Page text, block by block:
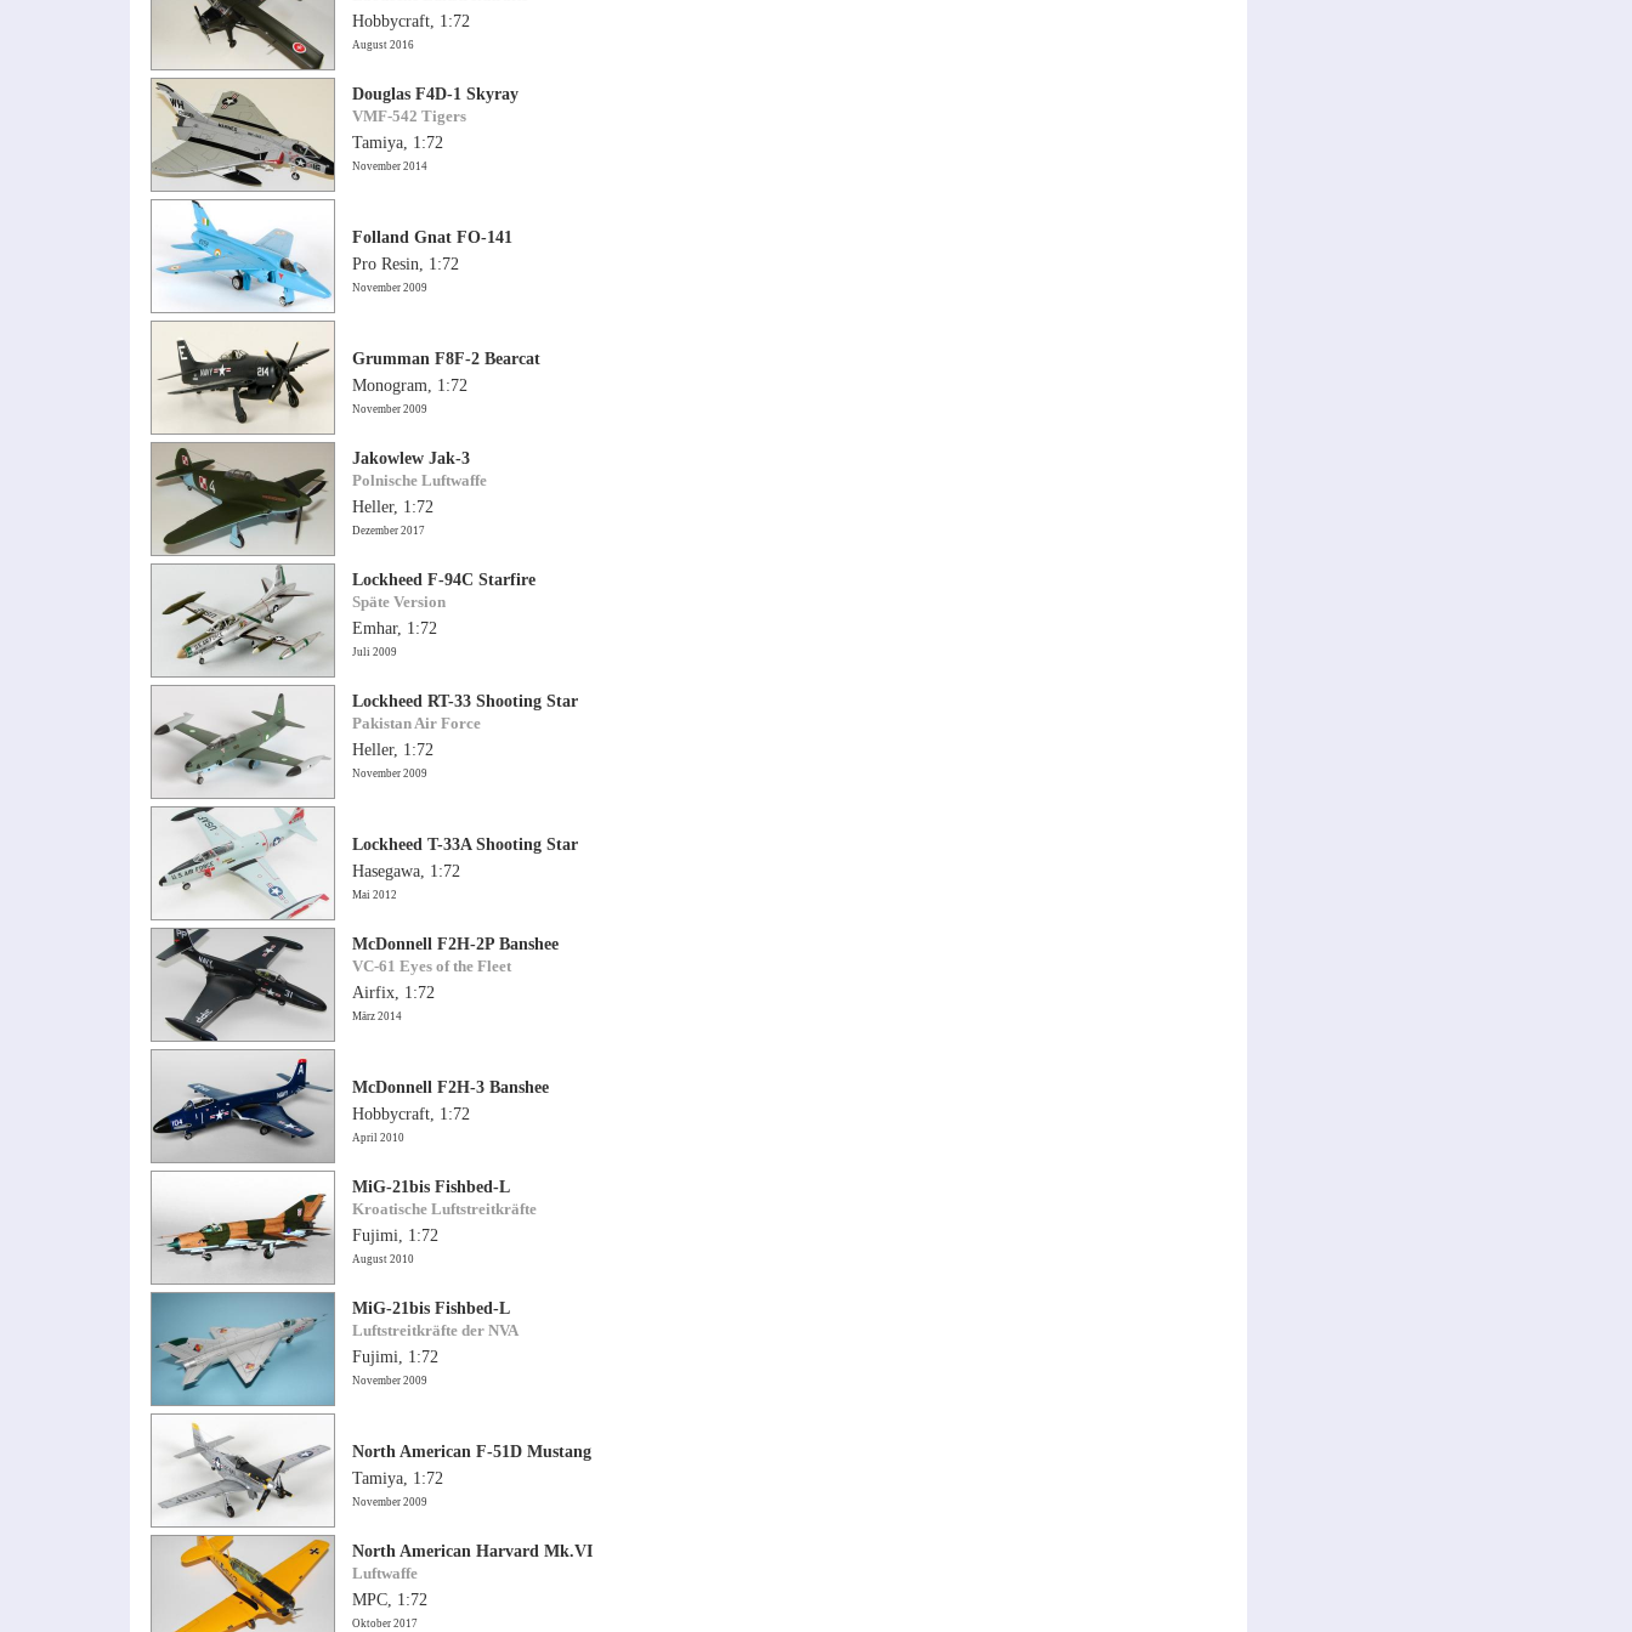
Hobbycraft, 1:72
August 2016
Douglas F4D-1 Skyray
VMF-542 Tigers
Tamiya, 1:72
November 2014
Folland Gnat FO-141
Pro Resin, 1:72
November 2009
Grumman F8F-2 Bearcat
Monogram, 1:72
November 2009
Jakowlew Jak-3
Polnische Luftwaffe
Heller, 1:72
Dezember 2017
Lockheed F-94C Starfire
Späte Version
Emhar, 1:72
Juli 2009
Lockheed RT-33 Shooting Star
Pakistan Air Force
Heller, 1:72
November 2009
Lockheed T-33A Shooting Star
Hasegawa, 1:72
Mai 2012
McDonnell F2H-2P Banshee
VC-61 Eyes of the Fleet
Airfix, 1:72
März 2014
McDonnell F2H-3 Banshee
Hobbycraft, 1:72
April 2010
MiG-21bis Fishbed-L
Kroatische Luftstreitkräfte
Fujimi, 1:72
August 2010
MiG-21bis Fishbed-L
Luftstreitkräfte der NVA
Fujimi, 1:72
November 2009
North American F-51D Mustang
Tamiya, 1:72
November 2009
North American Harvard Mk.VI
Luftwaffe
MPC, 1:72
Oktober 2017